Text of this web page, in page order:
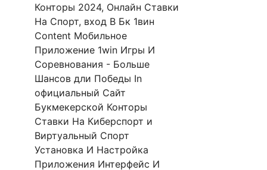
Конторы 2024, Онлайн Ставки
На Спорт, вход В Бк 1вин
Content Мобильное
Приложение 1win Игры И
Соре͏вновани͏я ͏- Больше͏
Шанс͏ов дли Победы In
официальный Сайт
Букмекерской Конторы
Ставки На Киберспорт и
Вирт͏уальный Спорт
Установка И Настр͏ойка
Приложения Интерфейс И